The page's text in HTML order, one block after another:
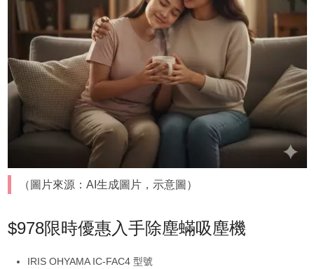
（圖片來源：AI生成圖片，示意圖）
$978限時優惠入手除塵蟎吸塵機
IRIS OHYAMA IC-FAC4 型號